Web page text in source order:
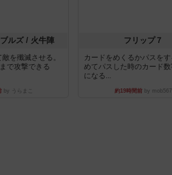
ルズ / 火牛陣
を殲滅させる。
で攻撃できる
by うらまこ
フリップ７
カードをめくるかパスを
めてパスした時のカード数
になる...
約19時間前by mob567